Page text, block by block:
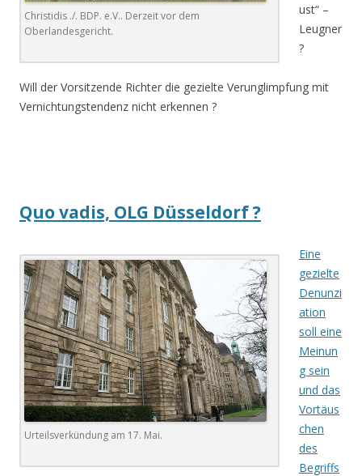
Christidis ./. BDP. e.V.. Derzeit vor dem
Oberlandesgericht.
ust“ –
Leugner
?
Will der Vorsitzende Richter die gezielte Verunglimpfung mit
Vernichtungstendenz nicht erkennen ?
Quo vadis, OLG Düsseldorf ?
Urteilsverkündung am 17. Mai.
Eine
gezielte
Denunzi
ation
soll eine
Meinun
g sein
und das
Vortäus
chen
des
Begriffs